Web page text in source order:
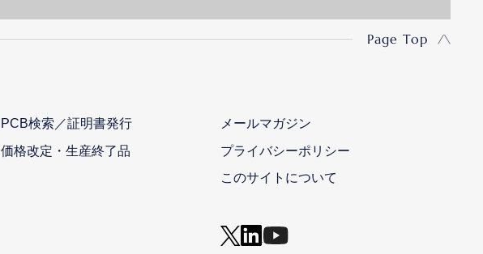
Page Top
PCB検索／証明書発行
価格改定・生産終了品
メールマガジン
プライバシーポリシー
このサイトについて